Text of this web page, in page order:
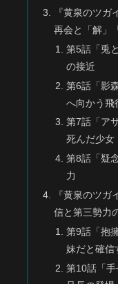
『黄泉のツ
再会と「解」
第5話「兎
の接近
第6話「影
へ向かう飛
第7話「ア
死んだ少女
第8話「疑
力
『黄泉のツ
信と第三勢力
第9話「抱
妹だと確信
第10話「